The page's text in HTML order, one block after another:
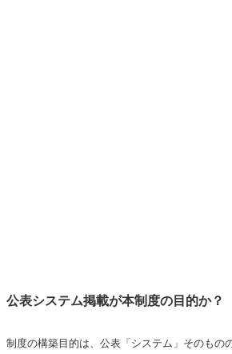
公表システム掲載が本制度の目的か？
制度の構築目的は、公表「システム」そのもの